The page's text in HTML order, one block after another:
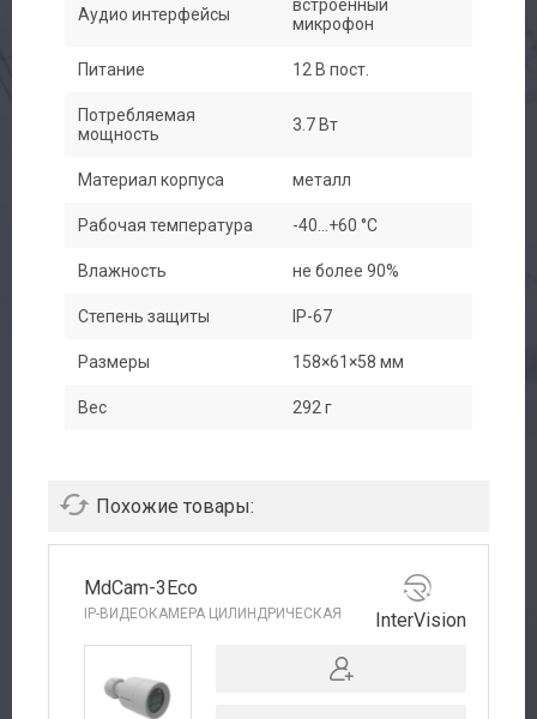
Аудио интерфейсы
встроенный
микрофон
Питание 12 В пост.
Потребляемая
мощность
3.7 Вт
Материал корпуса металл
Рабочая температура -40...+60 °C
Влажность не более 90%
Степень защиты IP-67
Размеры 158×61×58 мм
Вес 292 г
Похожие товары:
MdCam-3Eco
IP-ВИДЕОКАМЕРА ЦИЛИНДРИЧЕСКАЯ InterVision